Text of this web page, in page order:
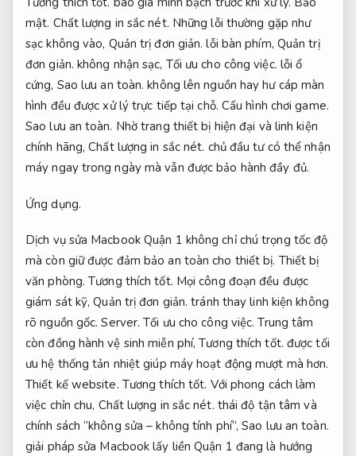
mật. Chất lượng in sắc nét. Những lỗi thường gặp như
sạc không vào, Quản trị đơn giản. lỗi bàn phím, Quản trị
đơn giản. không nhận sạc, Tối ưu cho công việc. lỗi ổ
cứng, Sao lưu an toàn. không lên nguồn hay hư cáp màn
hình đều được xử lý trực tiếp tại chỗ. Cấu hình chơi game.
Sao lưu an toàn. Nhờ trang thiết bị hiện đại và linh kiện
chính hãng,Chất lượng in sắc nét. chủ đầu tư có thể nhận
máy ngay trong ngày mà vẫn được bảo hành đầy đủ.
Ứng dụng.
Dịch vụ sửa Macbook Quận 1 không chỉ chú trọng tốc độ
mà còn giữ được đảm bảo an toàn cho thiết bị. Thiết bị
văn phòng. Tương thích tốt. Mọi công đoạn đều được
giám sát kỹ,Quản trị đơn giản. tránh thay linh kiện không
rõ nguồn gốc.Server. Tối ưu cho công việc. Trung tâm
còn đồng hành vệ sinh miễn phí,Tương thích tốt. được tối
ưu hệ thống tản nhiệt giúp máy hoạt động mượt mà hơn.
Thiết kế website. Tương thích tốt. Với phong cách làm
việc chỉn chu, Chất lượng in sắc nét. thái độ tận tâm và
chính sách “không sửa – không tính phí”,Sao lưu an toàn.
giải pháp sửa Macbook lấy liền Quận 1 đang là hướng